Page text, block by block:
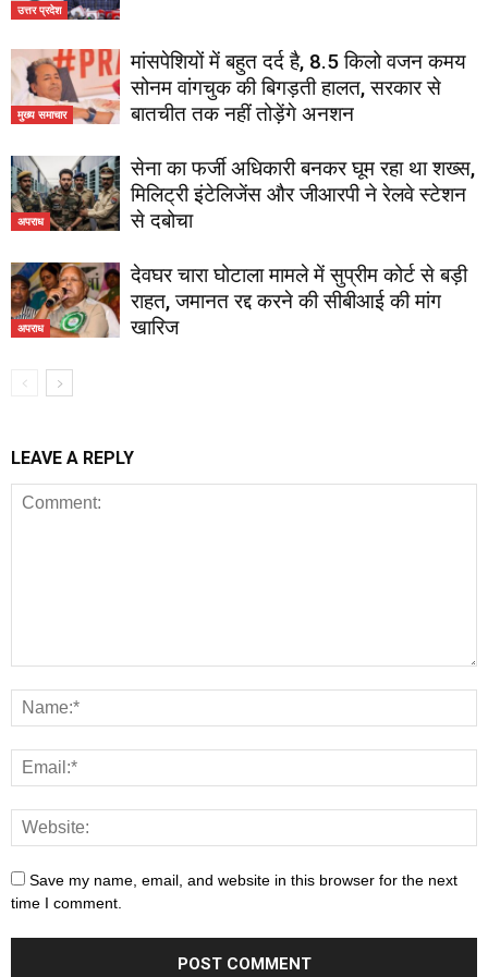
उत्तर प्रदेश
मुख्य समाचार
मांसपेशियों में बहुत दर्द है, 8.5 किलो वजन कमय
सोनम वांगचुक की बिगड़ती हालत, सरकार से
बातचीत तक नहीं तोड़ेंगे अनशन
अपराध
सेना का फर्जी अधिकारी बनकर घूम रहा था शख्स,
मिलिट्री इंटेलिजेंस और जीआरपी ने रेलवे स्टेशन
से दबोचा
अपराध
देवघर चारा घोटाला मामले में सुप्रीम कोर्ट से बड़ी
राहत, जमानत रद्द करने की सीबीआई की मांग
खारिज
LEAVE A REPLY
Save my name, email, and website in this browser for the next
time I comment.